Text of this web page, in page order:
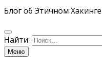
Блог об Этичном Хакинге
Найти:
Меню